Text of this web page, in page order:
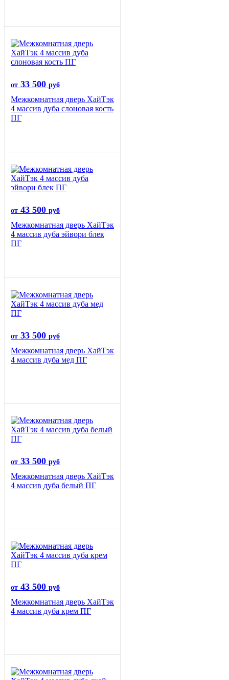
от 33 500 руб
Межкомнатная дверь ХайТэк
4 массив дуба слоновая кость
ПГ
от 43 500 руб
Межкомнатная дверь ХайТэк
4 массив дуба эйвори блек
ПГ
от 33 500 руб
Межкомнатная дверь ХайТэк
4 массив дуба мед ПГ
от 33 500 руб
Межкомнатная дверь ХайТэк
4 массив дуба белый ПГ
от 43 500 руб
Межкомнатная дверь ХайТэк
4 массив дуба крем ПГ